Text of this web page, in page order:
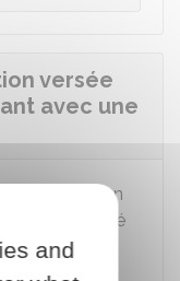
versée
avec une
avec un
de Sécurité
and